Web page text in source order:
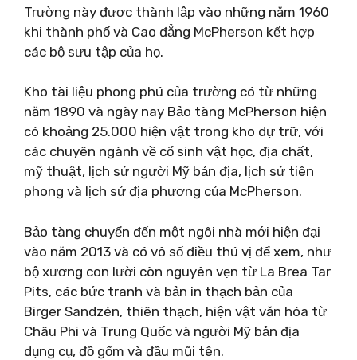
Trường này được thành lập vào những năm 1960
khi thành phố và Cao đẳng McPherson kết hợp
các bộ sưu tập của họ.
Kho tài liệu phong phú của trường có từ những
năm 1890 và ngày nay Bảo tàng McPherson hiện
có khoảng 25.000 hiện vật trong kho dự trữ, với
các chuyên ngành về cổ sinh vật học, địa chất,
mỹ thuật, lịch sử người Mỹ bản địa, lịch sử tiên
phong và lịch sử địa phương của McPherson.
Bảo tàng chuyển đến một ngôi nhà mới hiện đại
vào năm 2013 và có vô số điều thú vị để xem, như
bộ xương con lười còn nguyên vẹn từ La Brea Tar
Pits, các bức tranh và bản in thạch bản của
Birger Sandzén, thiên thạch, hiện vật văn hóa từ
Châu Phi và Trung Quốc và người Mỹ bản địa
dụng cụ, đồ gốm và đầu mũi tên.